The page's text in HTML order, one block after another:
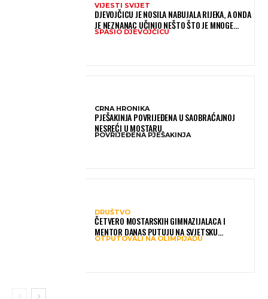
VIJESTI SVIJET
DJEVOJČICU JE NOSILA NABUJALA RIJEKA, A ONDA
JE NEZNANAC UČINIO NEŠTO ŠTO JE MNOGE
OSTAVILO BEZ RIJEČI
SPASIO DJEVOJČICU
CRNA HRONIKA
PJEŠAKINJA POVRIJEĐENA U SAOBRAĆAJNOJ
NESREĆI U MOSTARU
POVRIJEĐENA PJEŠAKINJA
DRUŠTVO
ČETVERO MOSTARSKIH GIMNAZIJALACA I
MENTOR DANAS PUTUJU NA SVJETSKU
OLIMPIJADU IZ AI: PREDSTAVLJAT ĆE BIH MEĐU
OTPUTOVALI NA OLIMPIJADU